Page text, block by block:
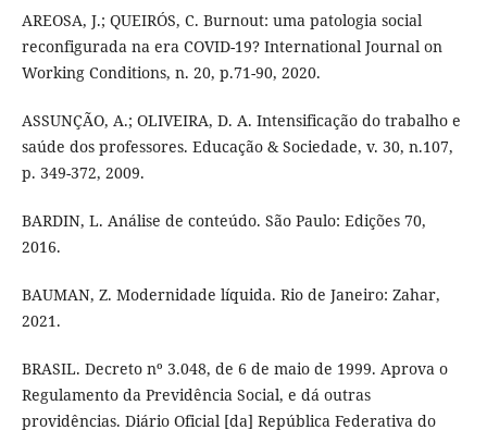
AREOSA, J.; QUEIRÓS, C. Burnout: uma patologia social
reconfigurada na era COVID-19? International Journal on
Working Conditions, n. 20, p.71-90, 2020.
ASSUNÇÃO, A.; OLIVEIRA, D. A. Intensificação do trabalho e
saúde dos professores. Educação & Sociedade, v. 30, n.107,
p. 349-372, 2009.
BARDIN, L. Análise de conteúdo. São Paulo: Edições 70,
2016.
BAUMAN, Z. Modernidade líquida. Rio de Janeiro: Zahar,
2021.
BRASIL. Decreto nº 3.048, de 6 de maio de 1999. Aprova o
Regulamento da Previdência Social, e dá outras
providências. Diário Oficial [da] República Federativa do